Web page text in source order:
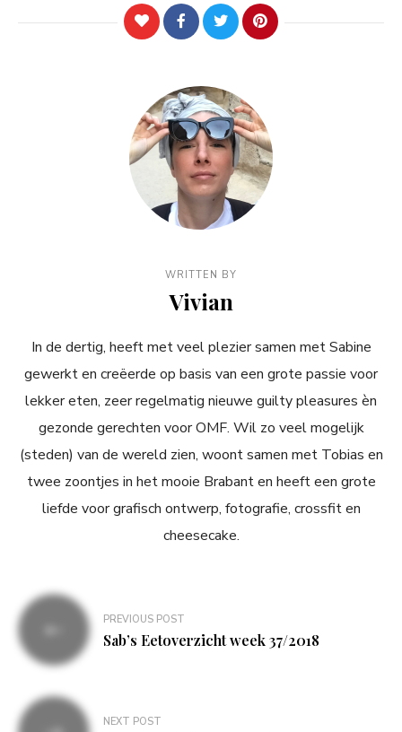
WRITTEN BY
Vivian
In de dertig, heeft met veel plezier samen met Sabine
gewerkt en creëerde op basis van een grote passie voor
lekker eten, zeer regelmatig nieuwe guilty pleasures èn
gezonde gerechten voor OMF. Wil zo veel mogelijk
(steden) van de wereld zien, woont samen met Tobias en
twee zoontjes in het mooie Brabant en heeft een grote
liefde voor grafisch ontwerp, fotografie, crossfit en
cheesecake.
Bericht
navigatie
PREVIOUS POST
Sab’s Eetoverzicht week 37/2018
NEXT POST